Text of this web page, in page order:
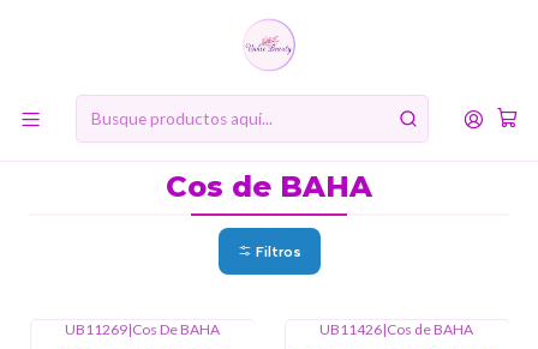
10% de descuento en tu primera compra online. Código: BIENVENIDA10
Cos de BAHA
Filtros
UB11269|Cos De BAHA UB11426|Cos de BAHA